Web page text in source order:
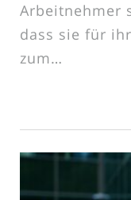
Arbeitnehmer
dass sie für
zum…